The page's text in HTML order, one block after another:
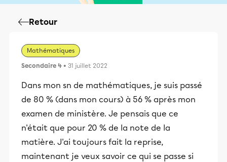
Retour
Mathématiques
Secondaire 4 • 31 juillet 2022
Dans mon sn de mathématiques, je suis passé
de 80 % (dans mon cours) à 56 % après mon
examen de ministère. Je pensais que ce
n'était que pour 20 % de la note de la
matière. J'ai toujours fait la reprise,
maintenant je veux savoir ce qui se passe si